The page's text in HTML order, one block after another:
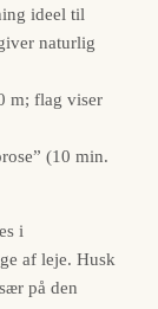
ideel til
naturlig
m; flag viser
(10 min.
i
af leje. Husk
på den